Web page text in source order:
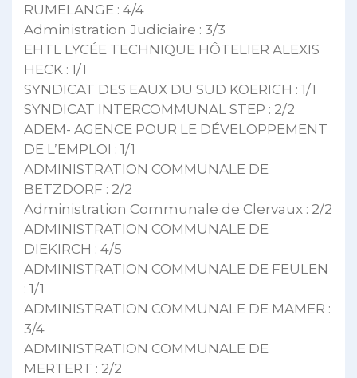
RUMELANGE : 4/4
Administration Judiciaire : 3/3
EHTL LYCÉE TECHNIQUE HÔTELIER ALEXIS
HECK : 1/1
SYNDICAT DES EAUX DU SUD KOERICH : 1/1
SYNDICAT INTERCOMMUNAL STEP : 2/2
ADEM- AGENCE POUR LE DÉVELOPPEMENT
DE L’EMPLOI : 1/1
ADMINISTRATION COMMUNALE DE
BETZDORF : 2/2
Administration Communale de Clervaux : 2/2
ADMINISTRATION COMMUNALE DE
DIEKIRCH : 4/5
ADMINISTRATION COMMUNALE DE FEULEN
: 1/1
ADMINISTRATION COMMUNALE DE MAMER :
3/4
ADMINISTRATION COMMUNALE DE
MERTERT : 2/2